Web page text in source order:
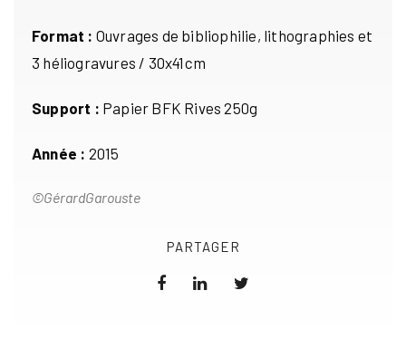
Format : Ouvrages de bibliophilie, lithographies et
3 héliogravures / 30x41cm
Support : Papier BFK Rives 250g
Année : 2015
©GérardGarouste
PARTAGER